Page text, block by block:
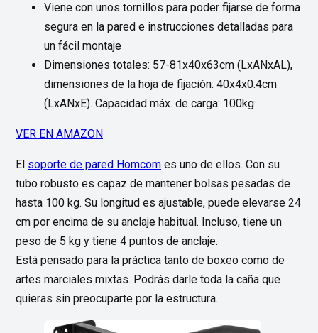
Viene con unos tornillos para poder fijarse de forma
segura en la pared e instrucciones detalladas para
un fácil montaje
Dimensiones totales: 57-81x40x63cm (LxANxAL),
dimensiones de la hoja de fijación: 40x4x0.4cm
(LxANxE). Capacidad máx. de carga: 100kg
VER EN AMAZON
El soporte de pared Homcom es uno de ellos. Con su
tubo robusto es capaz de mantener bolsas pesadas de
hasta 100 kg. Su longitud es ajustable, puede elevarse 24
cm por encima de su anclaje habitual. Incluso, tiene un
peso de 5 kg y tiene 4 puntos de anclaje.
Está pensado para la práctica tanto de boxeo como de
artes marciales mixtas. Podrás darle toda la caña que
quieras sin preocuparte por la estructura.